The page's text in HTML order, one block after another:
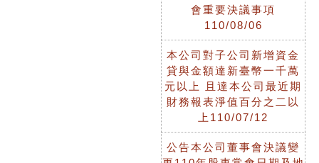
會重要決議事項
110/08/06
本公司對子公司新增資金
貸與金額達新臺幣一千萬
元以上 且達本公司最近期
財務報表淨值百分之二以
上110/07/12
公告本公司董事會決議變